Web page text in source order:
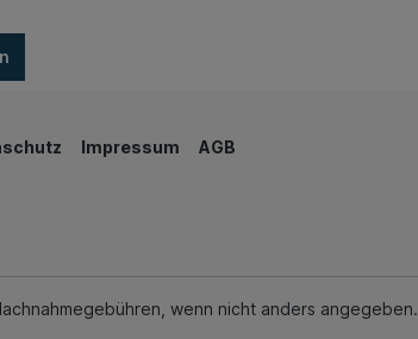
Impressum AGB
wenn nicht anders angegeben.